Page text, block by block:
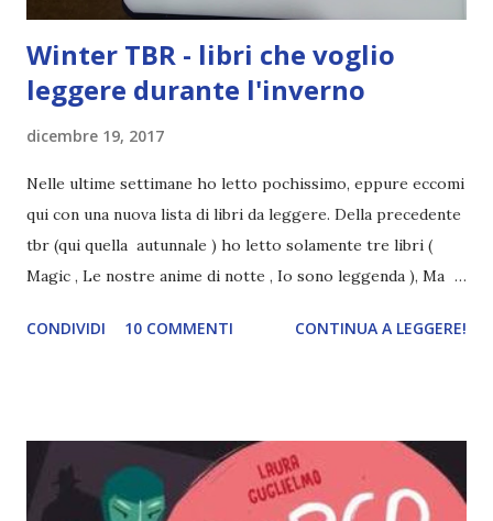
Winter TBR - libri che voglio
leggere durante l'inverno
dicembre 19, 2017
Nelle ultime settimane ho letto pochissimo, eppure eccomi
qui con una nuova lista di libri da leggere. Della precedente
tbr (qui quella autunnale ) ho letto solamente tre libri (
Magic , Le nostre anime di notte , Io sono leggenda ), Ma
secondo questo metodo (al riguardo vi lascio un post
vario genere, (ispirandomi anche alla reading challenge Di
che colore sei? ) . Se c'è una cosa che ho notato
CONDIVIDI 10 COMMENTI CONTINUA A LEGGERE!